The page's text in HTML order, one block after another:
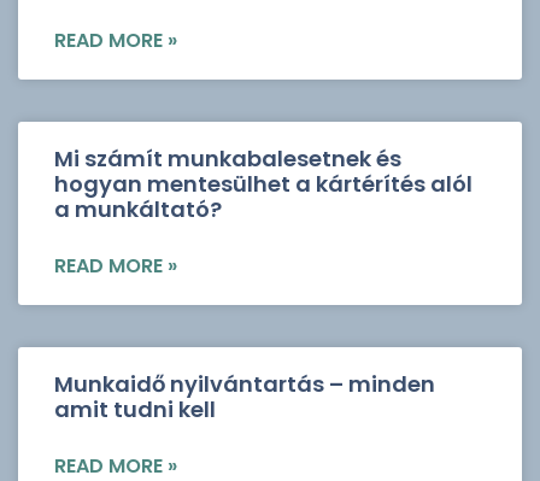
READ MORE »
Mi számít munkabalesetnek és
hogyan mentesülhet a kártérítés alól
a munkáltató?
READ MORE »
Munkaidő nyilvántartás – minden
amit tudni kell
READ MORE »